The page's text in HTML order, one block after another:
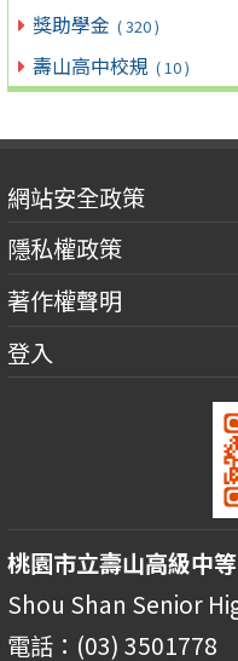
獎助學金 ( 320 )
壽山高中校規 ( 10 )
網站安全政策
隱私權政策
著作權聲明
登入
桃園市立壽山高級中
Shou Shan Senior
電話：(03) 3501778